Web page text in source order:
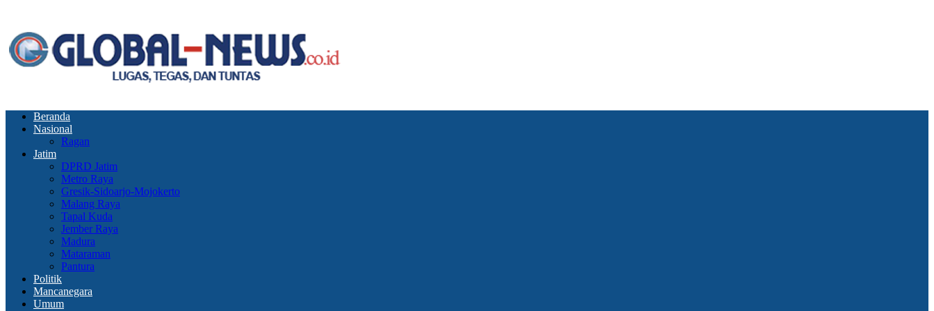
Beranda
Nasional
Ragan
Jatim
DPRD Jatim
Metro Raya
Gresik-Sidoarjo-Mojokerto
Malang Raya
Tapal Kuda
Jember Raya
Madura
Mataraman
Pantura
Politik
Mancanegara
Umum